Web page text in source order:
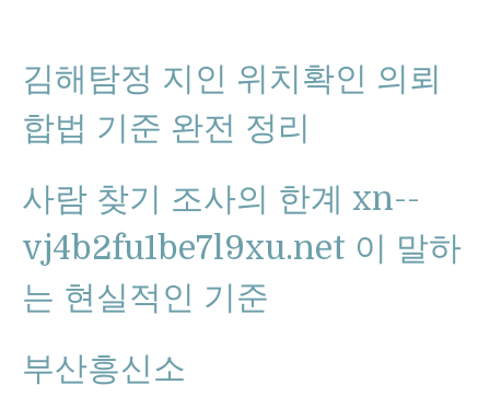
김해탐정 지인 위치확인 의뢰
합법 기준 완전 정리
사람 찾기 조사의 한계 xn--
vj4b2fu1be7l9xu.net 이 말하
는 현실적인 기준
부산흥신소